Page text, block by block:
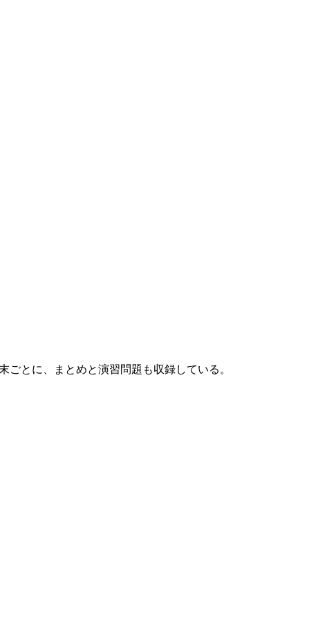
とに、まとめと演習問題も収録している。